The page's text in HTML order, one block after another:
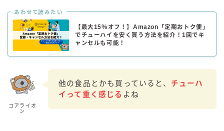
あわせて読みたい
【最大15％オフ！】Amazon「定期おトク便」
でチューハイを安く買う方法を紹介！1回でキ
ャンセルも可能！
コアライオ
ン
他の食品とかも買っていると、 チューハ
イって重く感じる よね